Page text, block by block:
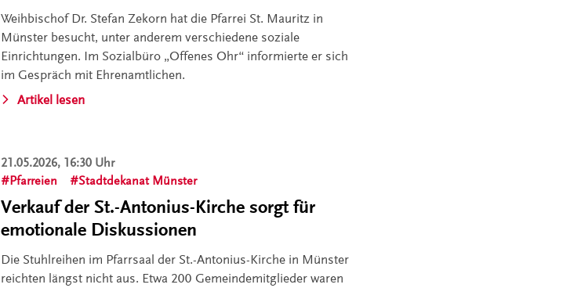
Weihbischof Dr. Stefan Zekorn hat die Pfarrei St. Mauritz in
Münster besucht, unter anderem verschiedene soziale
Einrichtungen. Im Sozialbüro „Offenes Ohr“ informierte er sich
im Gespräch mit Ehrenamtlichen.
Artikel lesen
21.05.2026, 16:30 Uhr
Pfarreien
Stadtdekanat Münster
Verkauf der St.-Antonius-Kirche sorgt für
emotionale Diskussionen
Die Stuhlreihen im Pfarrsaal der St.-Antonius-Kirche in Münster
reichten längst nicht aus. Etwa 200 Gemeindemitglieder waren